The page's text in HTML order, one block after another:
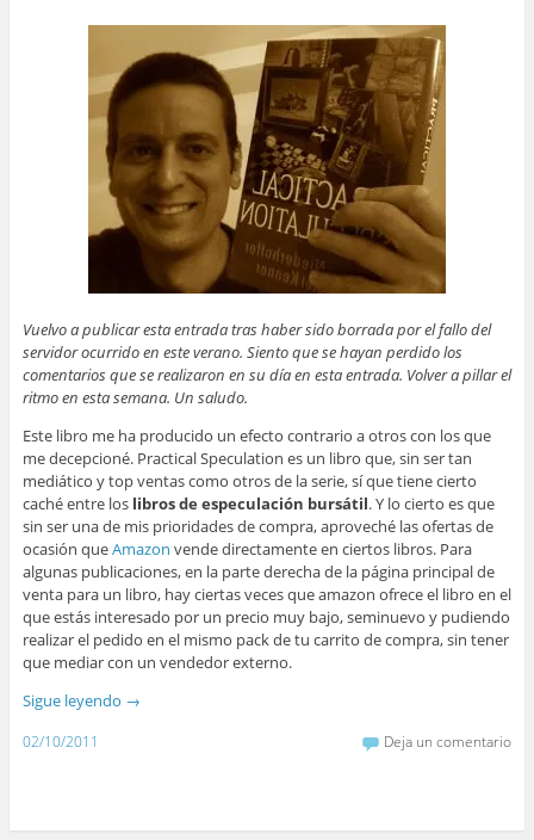
Vuelvo a publicar esta entrada tras haber sido borrada por el fallo del
servidor ocurrido en este verano. Siento que se hayan perdido los
comentarios que se realizaron en su día en esta entrada. Volver a pillar el
ritmo en esta semana. Un saludo.
Este libro me ha producido un efecto contrario a otros con los que
me decepcioné. Practical Speculation es un libro que, sin ser tan
mediático y top ventas como otros de la serie, sí que tiene cierto
caché entre los libros de especulación bursátil. Y lo cierto es que
sin ser una de mis prioridades de compra, aproveché las ofertas de
ocasión queAmazon vende directamente en ciertos libros. Para
algunas publicaciones, en la parte derecha de la página principal de
venta para un libro, hay ciertas veces que amazon ofrece el libro en el
que estás interesado por un precio muy bajo, seminuevo y pudiendo
realizar el pedido en el mismo pack de tu carrito de compra, sin tener
que mediar con un vendedor externo.
Sigue leyendo →
02/10/2011 Deja un comentario